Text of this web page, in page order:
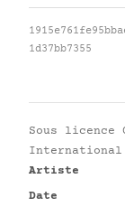
1d37bb7355
Sous licence
International
Artiste
Date